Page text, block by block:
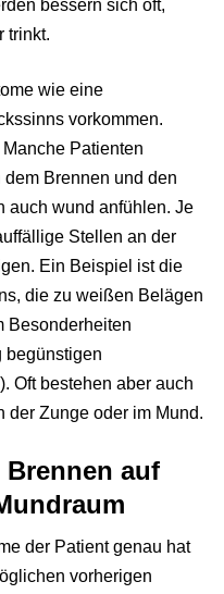
bessern sich oft,
trinkt.
wie eine
vorkommen.
Patienten
Brennen und den
auch wund anfühlen. Je
Stellen an der
Ein Beispiel ist die
die zu weißen Belägen
Besonderheiten
begünstigen
Oft bestehen aber auch
der Zunge oder im Mund.
auf
der Patient genau hat
vorherigen